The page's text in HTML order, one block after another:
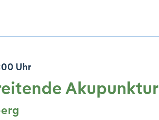
Uhr
Akupunktur